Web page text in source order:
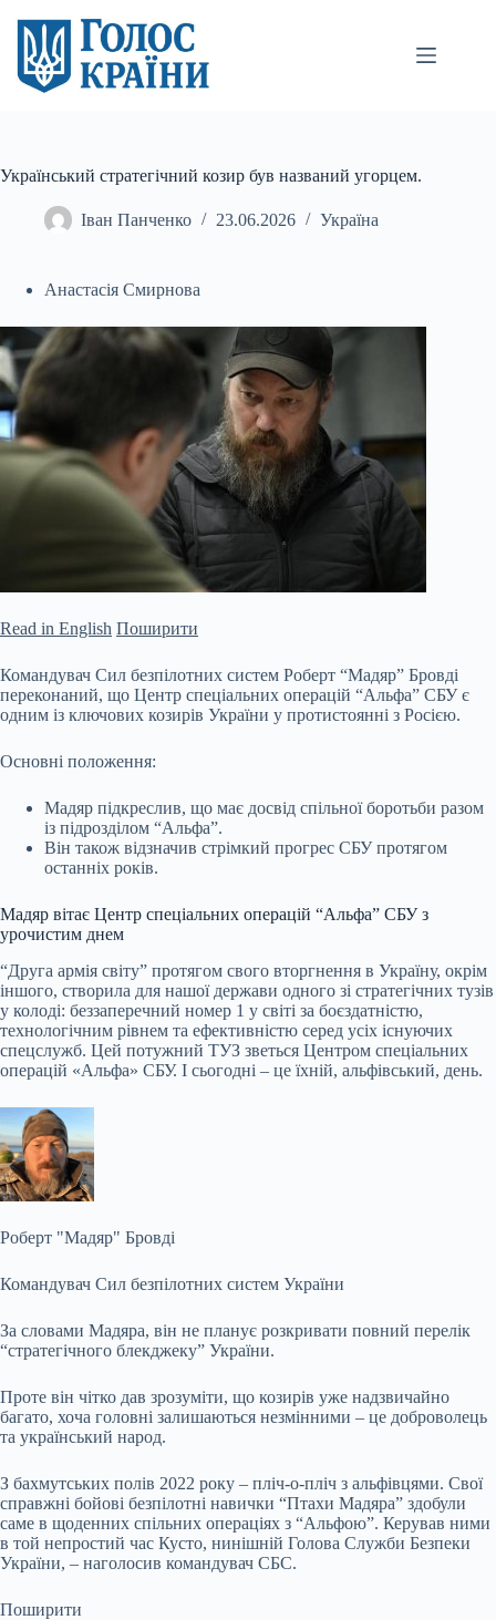
вмісту
Український стратегічний козир був названий угорцем.
Іван Панченко 23.06.2026 Україна
Анастасія Смирнова
Read in English Поширити
Командувач Сил безпілотних систем Роберт “Мадяр” Бровді
переконаний, що Центр спеціальних операцій “Альфа” СБУ є
одним із ключових козирів України у протистоянні з Росією.
Основні положення:
Мадяр підкреслив, що має досвід спільної боротьби разом
із підрозділом “Альфа”.
Він також відзначив стрімкий прогрес СБУ протягом
останніх років.
Мадяр вітає Центр спеціальних операцій “Альфа” СБУ з
урочистим днем
“Друга армія світу” протягом свого вторгнення в Україну, окрім
іншого, створила для нашої держави одного зі стратегічних тузів
у колоді: беззаперечний номер 1 у світі за боєздатністю,
технологічним рівнем та ефективністю серед усіх існуючих
спецслужб. Цей потужний ТУЗ зветься Центром спеціальних
операцій «Альфа» СБУ. І сьогодні – це їхній, альфівський, день.
Роберт "Мадяр" Бровді
Командувач Сил безпілотних систем України
За словами Мадяра, він не планує розкривати повний перелік
“стратегічного блекджеку” України.
Проте він чітко дав зрозуміти, що козирів уже надзвичайно
багато, хоча головні залишаються незмінними – це доброволець
та український народ.
З бахмутських полів 2022 року – пліч-о-пліч з альфівцями. Свої
справжні бойові безпілотні навички “Птахи Мадяра” здобули
саме в щоденних спільних операціях з “Альфою”. Керував ними
в той непростий час Кусто, нинішній Голова Служби Безпеки
України, – наголосив командувач СБС.
Поширити